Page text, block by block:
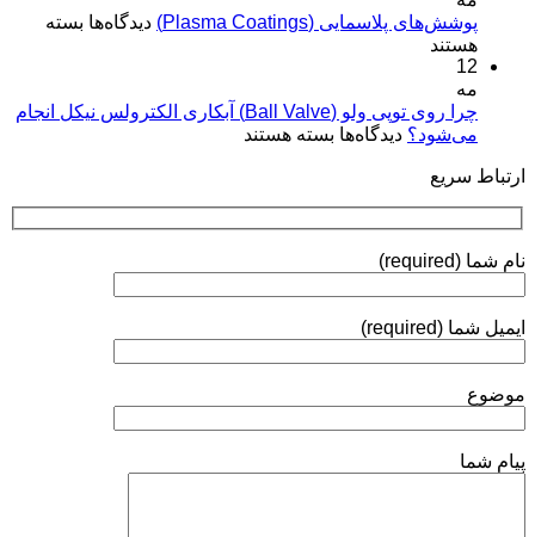
و
پوشش‌های
استانداردها
و
پوشش‌های پلاسمایی (Plasma Coatings)
دیدگاه‌ها برای
Coatings)
بسته
هستند
12
مه
چرا روی توپی‌ ولو (Ball Valve) آبکاری الکترولس نیکل انجام
می‌شود؟ دیدگاه‌ها برای
ولو
نیکل
بسته هستند
ارتباط سریع
نام شما (required)
ایمیل شما (required)
موضوع
پیام شما